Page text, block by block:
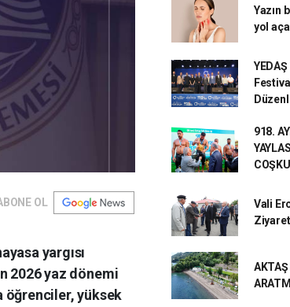
OL
yargısı
2026 yaz dönemi
öğrenciler, yüksek
Yazın
yol
918.
Vali
AKTAŞ